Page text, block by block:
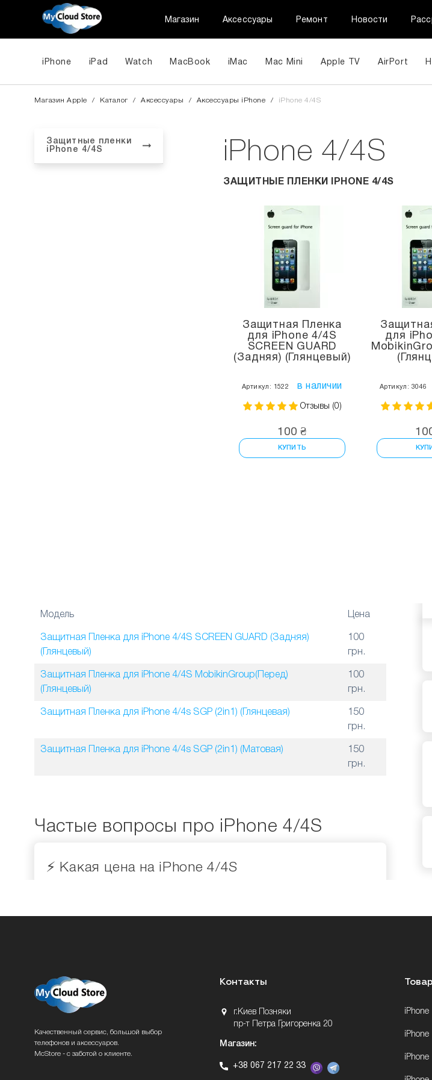
Магазин Аксессуары Ремонт Новости
iPhone iPad Watch MacBook iMac Mac Mini Apple TV AirPort
Магазин Apple / Каталог / Аксессуары / Aксессуары iPhone / iPhone 4/4S
Защитные пленки
iPhone 4/4S
iPhone 4/4S
ЗАЩИТНЫЕ ПЛЕНКИ IPHONE 4/4S
Защитная Пленка
для iPhone 4/4S
SCREEN GUARD
(Задняя) (Глянцевый)
Артикул: 1522 в наличии
Отзывы (0)
100 ₴
КУПИТЬ
для
Артикул: 3046
Модель Цена
Защитная Пленка для iPhone 4/4S SCREEN GUARD (Задняя)
(Глянцевый)
100
грн.
Защитная Пленка для iPhone 4/4S MobikinGroup(Перед)
(Глянцевый)
100
грн.
Защитная Пленка для iPhone 4/4s SGP (2in1) (Глянцевая)
150
грн.
Защитная Пленка для iPhone 4/4s SGP (2in1) (Матовая)
150
грн.
Частые вопросы про iPhone 4/4S
⚡️ Какая цена на iPhone 4/4S
Качественный сервис, большой выбор
телефонов и аксессуаров.
McStore - с заботой о клиенте.
Контакты
г.Киев Позняки
пр-т Петра Григоренка 20
Магазин:
+38 067 217 22 33
iPhone
iPhone
iPhone